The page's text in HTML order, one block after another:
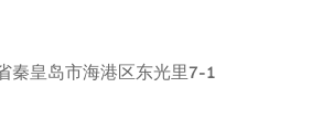
秦皇岛市海港区东光里7-1